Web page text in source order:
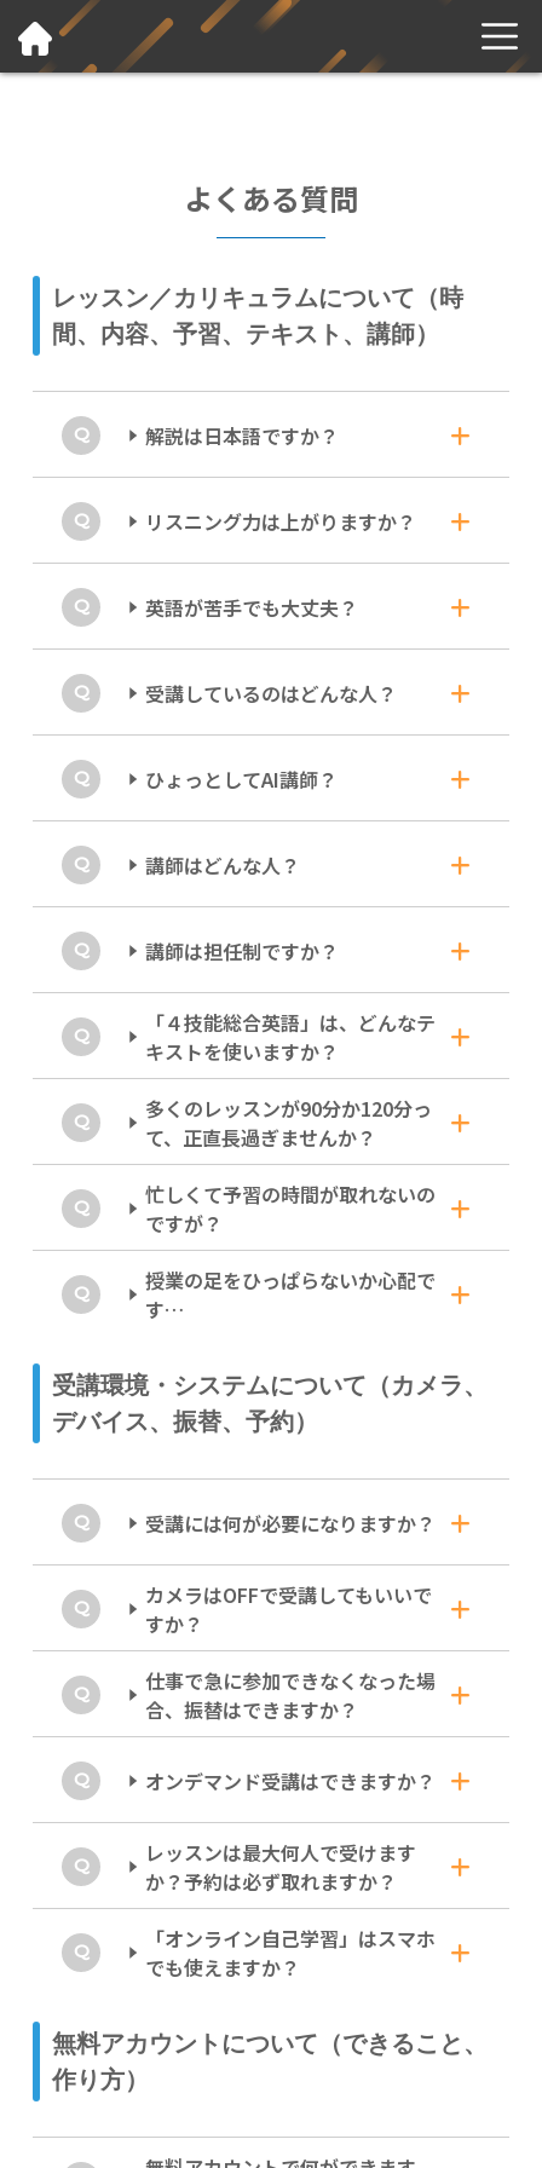
よくある質問
レッスン／カリキュラムについて（時
間、内容、予習、テキスト、講師）
解説は日本語ですか？
英語が多めです。
日本国内の生活では触れづらい、英語を使う場
とにこだわっています。 始めて1～２か月は
がそのまま意味として把握できるようになって
ただし日本語禁止といったルールはなく、進行
をみて講師が日本語で補足説明を入れる場合も
あります。
リスニング力は上がりますか？
もちろんです！毎週2時間、みっちり英
の聞こえ方に毎週接することができます。毎回
り上げますが、中でももっとも違いが出やすい
のがリスニング力と言えます。
英語が苦手でも大丈夫？
大丈夫です！
ずっと英語を苦手としていた方も、受講を経て
企業や海外の大学・研究機関で活躍したりと、
は大きな差になります。そのために毎週「英語
全力でサポートします！
受講しているのはどんな人？
「使える英語力」を本気で伸ばしたい、
ロアスリート、院進学や留学準備中の学生な
る環境になっています。
趣味としての英会話ではなく、高校までの英語
をベースに、いち早く英語コミュニケーション
力を伸ばすことに主眼を置いた内容も、現役大
学生や忙しい社会人にご好評をいただいている
理由の一つです。
ひょっとしてAI講師？
すべてヒューマン講師が対応します。
単に英語話者であるだけでなく、実績豊富な人
講師はどんな人？
大学生・大学院生・社会人への指導経験
す。
ただ話すだけの英会話とは一線を画し、世界の
大学人と渡り合う英語力育成を得意とする講師
学、大学院進学や就職を念頭に、リアルな英語
力を育てます。曜日・回によって異なる講師が
担当しますので、英・米・豪をはじめさまざま
な英語に触れることができます。
講師は担任制ですか？
毎回、異なる講師との出会いを楽しんで
ください！
あえて担任制をとっていません。実際のビジネ
スやアカデミックな場では、話す相手を選べな
いからです。多様なバックグラウンドを持つ講
師（英・米・豪など）と接することで、「特定
の人の英語しか聞き取れない」という状態を防
ぎ、どんな相手とも物怖じせず話せる柔軟な対
応力を養います。
「４技能総合英語」は、どんなテ
キストを使いますか？
一般的な教科書っぽくないトピックも詰
め込んだ、こだわりのオリジナル・テキ
ストです。
今の時代ならではの英語コミュニケーションの
場で、即座に役立つ表現やトピックを盛り込ん
レッチする効果も感じていただけるように作っ
ています。
多くのレッスンが90分か120分っ
て、正直長過ぎませんか？
意外とあっという間です。
発話時間をたっぷり確保しつつ、「聞く・読
む・書く」にもバランスよく取り組める内容に
なっています。ミーティングやゼミの標準的な
長さと同じレッスン時間を英語だけで乗り切る
正解を探るだけの無難な英語から、相手との会
話を深めて、新しい世界を切り拓く「ツールと
しての英語力」へ着実にアップデートしていけ
忙しくて予習の時間が取れないの
ですが？
予習のいらないレッスンです。
にくいなあ…といった心配もなく、毎回新鮮な
気分で受講できます。
授業の足をひっぱらないか心配で
す…
ご安心を！ご自身にフィットした難易度
で学べます！。
語学習得では「ちょっと背伸びする」程度の難
にいる他の受講生と講師との会話から、表現の
幅を広げるヒントがたくさん得られるのも、リ
アルタイム授業ならではのメリットです。
レベルチェックは、無料アカウントから無料で
ちら ）。レベルチェック後には、お試しで実
際のレッスンにもご参加いただけます（お試し
受講日のご相談は こちら まで）。
年間途中でもレベル変更ができます。その都度
お気軽にご相談ください。
受講環境・システムについて（カメラ、
デバイス、振替、予約）
受講には何が必要になりますか？
ネットミーティング環境があれば受けら
れます。
ご受講に必要なのは、カメラ付きPCと安定し
たインターネット環境、Zoom デスクトップ
アプリ*だけ。これさえ揃えば、全世界どこか
らでもご受講いただけます。*2026年3月現
在。
スピーキング機会が多いため、ヘッドセットや
イヤフォンマイクがあると、より快適にご参加
いただくことができます。
カメラはOFFで受講してもいいで
すか？
受講時はカメラをONにしておいてくだ
さい。
は、聞き取りやすい発音を習得するには非常に
インでの会話マナーを身につける機会として、
カメラをONにしてご参加ください。
もちろん背景は、お好みに設定したり、ぼかし
たりしていただいてOKですよ！
仕事で急に参加できなくなった場
合、振替はできますか？
ワンクリックで欠席連絡＆振替可能で
同じ週内であれば、同一内容のレッスンが開講
されています。逆に「今回の内容をもう一度ど
うしても受けたい！」という時は、別日に受講
予約をしておかわり参加も可能。概要が頭にあ
る状態で、別の講師の解説に触れると、学びに
立体感が増します。
オンデマンド受講はできますか？
リアルタイムのレッスンのみです。
円滑なコミュニケーションは「双方向」が基
本。インプット、アウトプットに加えて、瞬発
力が重要になるため、ライブ授業への参加が
「自立した英語話者」への最短ルートになりま
同じ内容のレッスンが週に複数回開講されてい
るので、受講曜日は自由自在。ワンクリックで
毎週カスタマイズして、どんどん自信をつけて
レッスンは最大何人で受けます
か？予約は必ず取れますか？
基本的に、最大１２人授業です。
受講することができます。ご安心ください。
※開講直後は特定曜日に最大人数を超える場合
があります。予めご了承ください。
「オンライン自己学習」はスマホ
でも使えますか？
はい、もちろん使えます！
オンライン自己学習コンテンツは、スマホ、タ
レベルに合った語彙や表現を使いこなすための
無料アカウントについて（できること、
作り方）